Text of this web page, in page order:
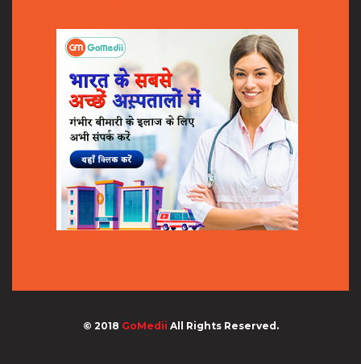
© 2018 GoMedii All Rights Reserved.